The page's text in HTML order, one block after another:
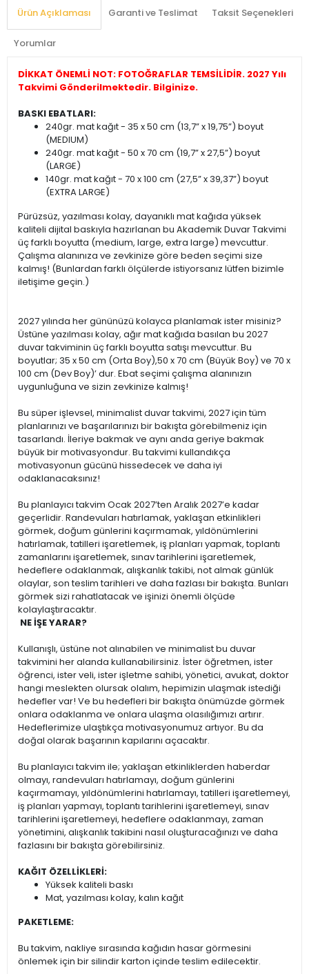
Ürün Açıklaması Garanti ve Teslimat Taksit Seçenekleri
Yorumlar
DİKKAT ÖNEMLİ NOT: FOTOĞRAFLAR TEMSİLİDİR. 2027 Yılı
Takvimi Gönderilmektedir. Bilginize.
BASKI EBATLARI:
240gr. mat kağıt - 35 x 50 cm (13,7” x 19,75”) boyut
(MEDIUM)
240gr. mat kağıt - 50 x 70 cm (19,7” x 27,5”) boyut
(LARGE)
140gr. mat kağıt - 70 x 100 cm (27,5” x 39,37”) boyut
(EXTRA LARGE)
Pürüzsüz, yazılması kolay, dayanıklı mat kağıda yüksek
kaliteli dijital baskıyla hazırlanan bu Akademik Duvar Takvimi
üç farklı boyutta (medium, large, extra large) mevcuttur.
Çalışma alanınıza ve zevkinize göre beden seçimi size
kalmış! (Bunlardan farklı ölçülerde istiyorsanız lütfen bizimle
iletişime geçin.)
2027 yılında her gününüzü kolayca planlamak ister misiniz?
Üstüne yazılması kolay, ağır mat kağıda basılan bu 2027
duvar takviminin üç farklı boyutta satışı mevcuttur. Bu
boyutlar; 35 x 50 cm (Orta Boy),50 x 70 cm (Büyük Boy) ve 70 x
100 cm (Dev Boy)’ dur. Ebat seçimi çalışma alanınızın
uygunluğuna ve sizin zevkinize kalmış!
Bu süper işlevsel, minimalist duvar takvimi, 2027 için tüm
planlarınızı ve başarılarınızı bir bakışta görebilmeniz için
tasarlandı. İleriye bakmak ve aynı anda geriye bakmak
büyük bir motivasyondur. Bu takvimi kullandıkça
motivasyonun gücünü hissedecek ve daha iyi
odaklanacaksınız!
Bu planlayıcı takvim Ocak 2027’ten Aralık 2027’e kadar
geçerlidir. Randevuları hatırlamak, yaklaşan etkinlikleri
görmek, doğum günlerini kaçırmamak, yıldönümlerini
hatırlamak, tatilleri işaretlemek, iş planları yapmak, toplantı
zamanlarını işaretlemek, sınav tarihlerini işaretlemek,
hedeflere odaklanmak, alışkanlık takibi, not almak günlük
olaylar, son teslim tarihleri ve daha fazlası bir bakışta. Bunları
görmek sizi rahatlatacak ve işinizi önemli ölçüde
kolaylaştıracaktır.
NE İŞE YARAR?
Kullanışlı, üstüne not alınabilen ve minimalist bu duvar
takvimini her alanda kullanabilirsiniz. İster öğretmen, ister
öğrenci, ister veli, ister işletme sahibi, yönetici, avukat, doktor
hangi meslekten olursak olalım, hepimizin ulaşmak istediği
hedefler var! Ve bu hedefleri bir bakışta önümüzde görmek
onlara odaklanma ve onlara ulaşma olasılığımızı artırır.
Hedeflerimize ulaştıkça motivasyonumuz artıyor. Bu da
doğal olarak başarının kapılarını açacaktır.
Bu planlayıcı takvim ile; yaklaşan etkinliklerden haberdar
olmayı, randevuları hatırlamayı, doğum günlerini
kaçırmamayı, yıldönümlerini hatırlamayı, tatilleri işaretlemeyi,
iş planları yapmayı, toplantı tarihlerini işaretlemeyi, sınav
tarihlerini işaretlemeyi, hedeflere odaklanmayı, zaman
yönetimini, alışkanlık takibini nasıl oluşturacağınızı ve daha
fazlasını bir bakışta görebilirsiniz.
KAĞIT ÖZELLİKLERİ:
Yüksek kaliteli baskı
Mat, yazılması kolay, kalın kağıt
PAKETLEME:
Bu takvim, nakliye sırasında kağıdın hasar görmesini
önlemek için bir silindir karton içinde teslim edilecektir.